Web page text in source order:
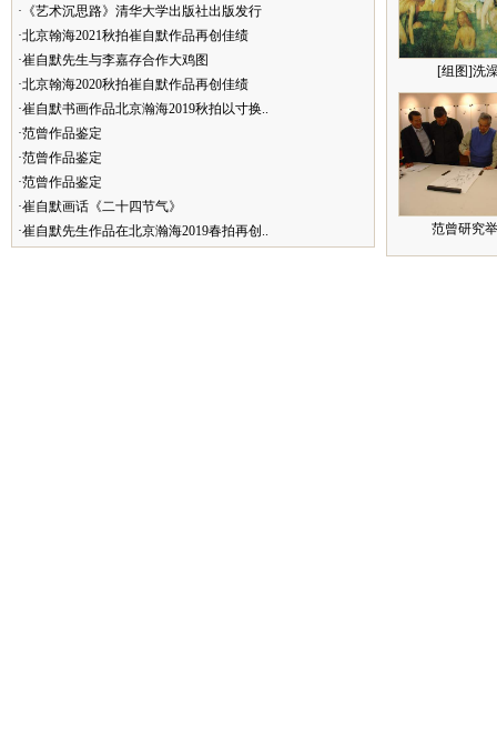
·《艺术沉思路》清华大学出版社出版发行
·北京翰海2021秋拍崔自默作品再创佳绩
·崔自默先生与李嘉存合作大鸡图
·北京翰海2020秋拍崔自默作品再创佳绩
·崔自默书画作品北京瀚海2019秋拍以寸换..
·范曾作品鉴定
·范曾作品鉴定
·范曾作品鉴定
·崔自默画话《二十四节气》
·崔自默先生作品在北京瀚海2019春拍再创..
[组图]洗
范曾研究